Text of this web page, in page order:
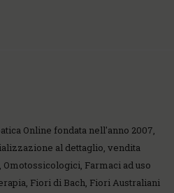
Online fondata nell'anno 2007,
al dettaglio, vendita
Farmaci ad uso
Fiori di Bach, Fiori Australiani